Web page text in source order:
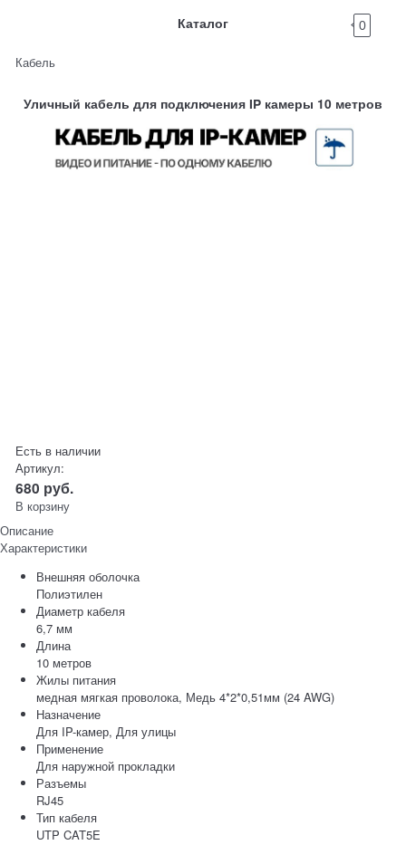
Каталог 0
Кабель
Уличный кабель для подключения IP камеры 10 метров
Есть в наличии
Артикул:
680 руб.
В корзину
Описание
Характеристики
Внешняя оболочка
Полиэтилен
Диаметр кабеля
6,7 мм
Длина
10 метров
Жилы питания
медная мягкая проволока, Медь 4*2*0,51мм (24 AWG)
Назначение
Для IP-камер, Для улицы
Применение
Для наружной прокладки
Разъемы
RJ45
Тип кабеля
UTP CAT5E